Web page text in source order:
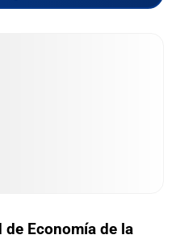
de Economía de la